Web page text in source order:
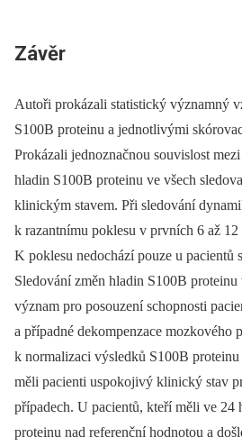
Závěr
Autoři prokázali statistický významný
S100B proteinu a jednotlivými
Prokázali jednoznačnou souvislost
hladin S100B proteinu ve všech
klinickým stavem. Při sledování
k razantnímu poklesu v prvních 6 až
K poklesu nedochází pouze u pacientů
Sledování změn hladin S100B proteinu
význam pro posouzení schopnosti
a případné dekompenzace mozkového
k normalizaci výsledků S100B
měli pacienti uspokojivý klinický stav
případech. U pacientů, kteří měli ve 24
proteinu nad referenční hodnotou a